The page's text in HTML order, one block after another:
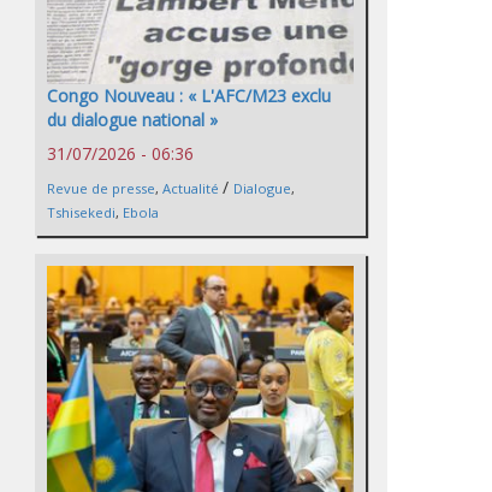
Congo Nouveau : « L'AFC/M23 exclu
du dialogue national »
31/07/2026 - 06:36
Revue de presse, Actualité / Dialogue,
Tshisekedi, Ebola